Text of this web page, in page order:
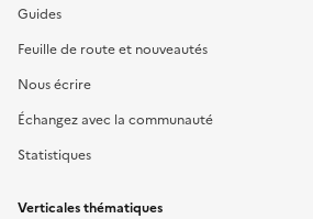
Guides
Feuille de route et nouveautés
Nous écrire
Échangez avec la communauté
Statistiques
Verticales thématiques